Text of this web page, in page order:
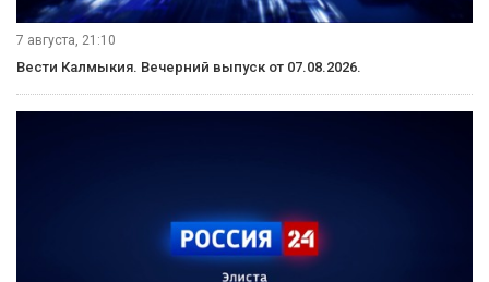
7 августа, 21:10
Вести Калмыкия. Вечерний выпуск от 07.08.2026.